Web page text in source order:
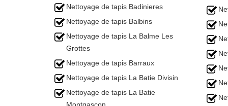
Nettoyage de tapis Badinieres
Nettoyage de tapis Balbins
Nettoyage de tapis La Balme Les
Grottes
Nettoyage de tapis Barraux
Nettoyage de tapis La Batie Divisin
Nettoyage de tapis La Batie